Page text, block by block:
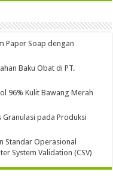
Paper Soap dengan
Baku Obat di PT.
96% Kulit Bawang Merah
Granulasi pada Produksi
Standar Operasional
System Validation (CSV)